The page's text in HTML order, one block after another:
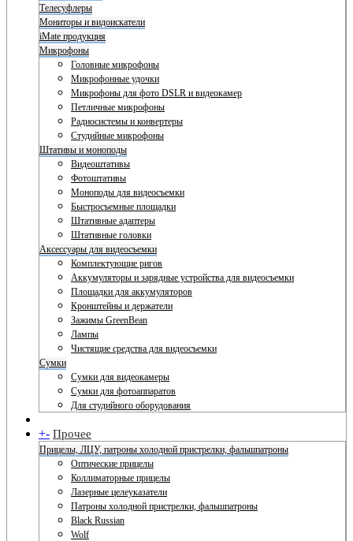
Телесуфлеры
Мониторы и видоискатели
iMate продукция
Микрофоны
Головные микрофоны
Микрофонные удочки
Микрофоны для фото DSLR и видеокамер
Петличные микрофоны
Радиосистемы и конвертеры
Студийные микрофоны
Штативы и моноподы
Видеоштативы
Фотоштативы
Моноподы для видеосъемки
Быстросъемные площадки
Штативные адаптеры
Штативные головки
Аксессуары для видеосъемки
Комплектующие ригов
Аккумуляторы и зарядные устройства для видеосъемки
Площадки для аккумуляторов
Кронштейны и держатели
Зажимы GreenBean
Лампы
Чистящие средства для видеосъемки
Сумки
Сумки для видеокамеры
Сумки для фотоаппаратов
Для студийного оборудования
+- Прочее
Прицелы, ЛЦУ, патроны холодной пристрелки, фальшпатроны
Оптические прицелы
Коллиматорные прицелы
Лазерные целеуказатели
Патроны холодной пристрелки, фальшпатроны
Black Russian
Wolf